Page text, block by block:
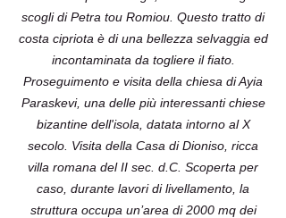
scogli di Petra tou Romiou. Questo tratto di
costa cipriota è di una bellezza selvaggia ed
incontaminata da togliere il fiato.
Proseguimento e visita della chiesa di Ayia
Paraskevi, una delle più interessanti chiese
bizantine dell'isola, datata intorno al X
secolo. Visita della Casa di Dioniso, ricca
villa romana del II sec. d.C. Scoperta per
caso, durante lavori di livellamento, la
struttura occupa un’area di 2000 mq dei